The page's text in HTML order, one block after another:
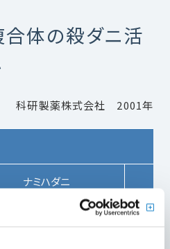
合体の殺ダニ活
科研製薬株式会社 2001年
ナミハダニ
(Tetranychus urticae)